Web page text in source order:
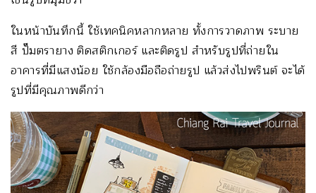
ในหน้าบันทึกนี้ ใช้เทคนิคหลากหลาย ทั้งการวาดภาพ ระบาย
สี ปั๊มตรายาง ติดสติกเกอร์ และติดรูป สำหรับรูปที่ถ่ายใน
อาคารที่มีแสงน้อย ใช้กล้องมือถือถ่ายรูป แล้วส่งไปพรินต์ จะได้
รูปที่มีคุณภาพดีกว่า